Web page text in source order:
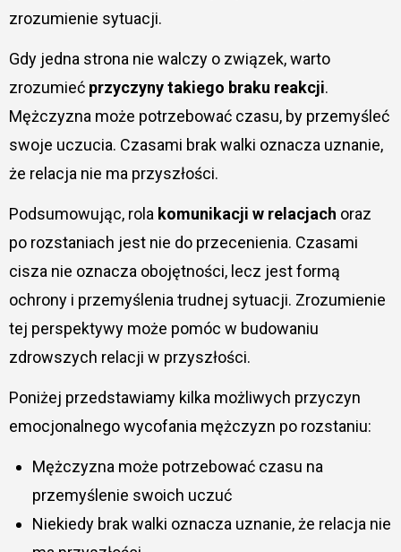
zrozumienie sytuacji.
Gdy jedna strona nie walczy o związek, warto
zrozumieć przyczyny takiego braku reakcji.
Mężczyzna może potrzebować czasu, by przemyśleć
swoje uczucia. Czasami brak walki oznacza uznanie,
że relacja nie ma przyszłości.
Podsumowując, rola komunikacji w relacjach oraz
po rozstaniach jest nie do przecenienia. Czasami
cisza nie oznacza obojętności, lecz jest formą
ochrony i przemyślenia trudnej sytuacji. Zrozumienie
tej perspektywy może pomóc w budowaniu
zdrowszych relacji w przyszłości.
Poniżej przedstawiamy kilka możliwych przyczyn
emocjonalnego wycofania mężczyzn po rozstaniu:
Mężczyzna może potrzebować czasu na
przemyślenie swoich uczuć
Niekiedy brak walki oznacza uznanie, że relacja nie